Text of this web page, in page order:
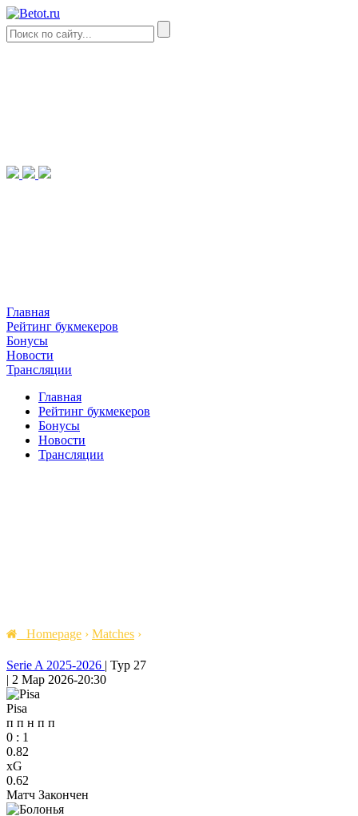
Главная
Рейтинг букмекеров
Бонусы
Новости
Трансляции
Главная
Рейтинг букмекеров
Бонусы
Новости
Трансляции
Homepage › Matches ›
Serie A 2025-2026 | Тур 27
| 2 Мар 2026-20:30
Pisa
п п н п п
0 : 1
0.82
xG
0.62
Матч Закончен